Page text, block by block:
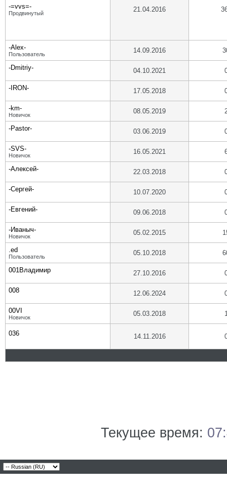
-=vvs=-
Продвинутый 21.04.2016
-Alex-
Пользователь 14.09.2016
-Dmitriy- 04.10.2021
-IRON- 17.05.2018
-km-
Новичок 08.05.2019
-Pastor- 03.06.2019
-SVS-
Новичок 16.05.2021
-Алексей- 22.03.2018
-Сергей- 10.07.2020
-Евгений- 09.06.2018
-Иваныч-
Новичок 05.02.2015
.ed
Пользователь 05.10.2018
001Владимир 27.10.2016
008 12.06.2024
00VI
Новичок 05.03.2018
036 14.11.2016
Текущее время: